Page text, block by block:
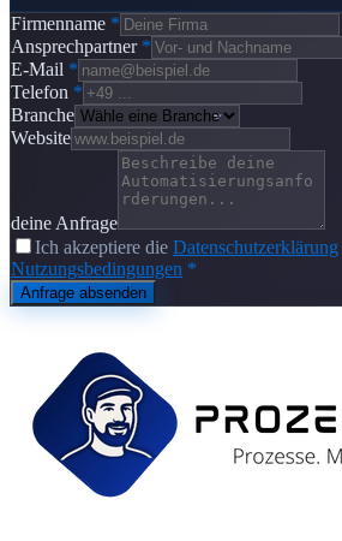
Firmenname *
Ansprechpartner *
E-Mail *
Telefon *
Branche
Website
deine Anfrage
Ich akzeptiere die Datenschutzerklärung
Nutzungsbedingungen *
Anfrage absenden